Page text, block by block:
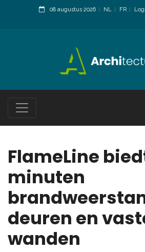
08 augustus 2026 NL FR
FlameLine
minuten
deuren en
wanden